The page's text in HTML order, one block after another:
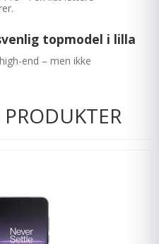
topmodel i lilla
end – men ikke
PRODUKTER